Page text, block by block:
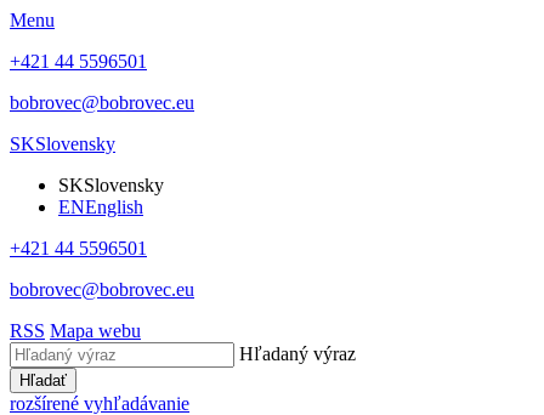
Menu
+421 44 5596501
bobrovec@bobrovec.eu
SKSlovensky
SKSlovensky
ENEnglish
+421 44 5596501
bobrovec@bobrovec.eu
RSS Mapa webu
Hľadaný výraz
Hľadať
rozšírené vyhľadávanie